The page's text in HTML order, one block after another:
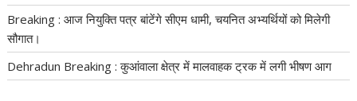
Breaking : आज नियुक्ति पत्र बांटेंगे सीएम धामी, चयनित अभ्यर्थियों को मिलेगी
सौगात।
Dehradun Breaking : कुआंवाला क्षेत्र में मालवाहक ट्रक में लगी भीषण आग